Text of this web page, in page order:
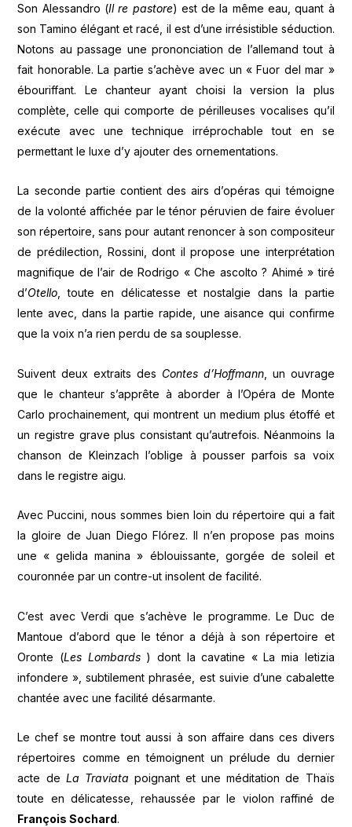
Son Alessandro (Il re pastore) est de la même eau, quant à
son Tamino élégant et racé, il est d’une irrésistible séduction.
Notons au passage une prononciation de l’allemand tout à
fait honorable. La partie s’achève avec un « Fuor del mar »
ébouriffant. Le chanteur ayant choisi la version la plus
complète, celle qui comporte de périlleuses vocalises qu’il
exécute avec une technique irréprochable tout en se
permettant le luxe d’y ajouter des ornementations.
La seconde partie contient des airs d’opéras qui témoigne
de la volonté affichée par le ténor péruvien de faire évoluer
son répertoire, sans pour autant renoncer à son compositeur
de prédilection, Rossini, dont il propose une interprétation
magnifique de l’air de Rodrigo « Che ascolto ? Ahimé » tiré
d’Otello, toute en délicatesse et nostalgie dans la partie
lente avec, dans la partie rapide, une aisance qui confirme
que la voix n’a rien perdu de sa souplesse.
Suivent deux extraits des Contes d’Hoffmann, un ouvrage
que le chanteur s’apprête à aborder à l’Opéra de Monte
Carlo prochainement, qui montrent un medium plus étoffé et
un registre grave plus consistant qu’autrefois. Néanmoins la
chanson de Kleinzach l’oblige à pousser parfois sa voix
dans le registre aigu.
Avec Puccini, nous sommes bien loin du répertoire qui a fait
la gloire de Juan Diego Flórez. Il n’en propose pas moins
une « gelida manina » éblouissante, gorgée de soleil et
couronnée par un contre-ut insolent de facilité.
C’est avec Verdi que s’achève le programme. Le Duc de
Mantoue d’abord que le ténor a déjà à son répertoire et
Oronte (Les Lombards) dont la cavatine « La mia letizia
infondere », subtilement phrasée, est suivie d’une cabalette
chantée avec une facilité désarmante.
Le chef se montre tout aussi à son affaire dans ces divers
répertoires comme en témoignent un prélude du dernier
acte de La Traviata poignant et une méditation de Thaïs
toute en délicatesse, rehaussée par le violon raffiné de
François Sochard.